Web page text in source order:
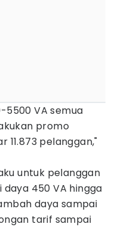
5500 VA semua
promo
pelanggan,"
untuk pelanggan
450 VA hingga
daya sampai
tarif sampai